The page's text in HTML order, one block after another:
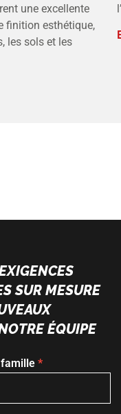
une excellente
finition esthétique,
les sols et les
SUR MESURE
ÉQUIPE
*